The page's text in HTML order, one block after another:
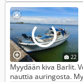
22
Myydään kiva Barlit.
nauttia auringosta.